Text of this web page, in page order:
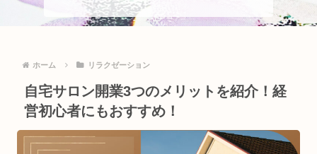
ホーム リラクゼーション
自宅サロン開業3つのメリットを紹介！経
営初心者にもおすすめ！